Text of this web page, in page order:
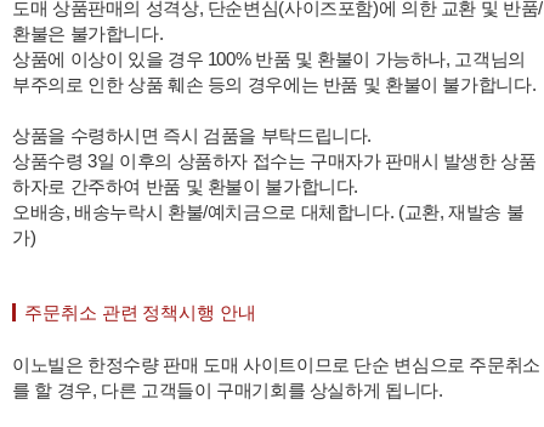
도매 상품판매의 성격상, 단순변심(사이즈포함)에 의한 교환 및 반품/
환불은 불가합니다.
상품에 이상이 있을 경우 100% 반품 및 환불이 가능하나, 고객님의
부주의로 인한 상품 훼손 등의 경우에는 반품 및 환불이 불가합니다.
상품을 수령하시면 즉시 검품을 부탁드립니다.
상품수령 3일 이후의 상품하자 접수는 구매자가 판매시 발생한 상품
하자로 간주하여 반품 및 환불이 불가합니다.
오배송, 배송누락시 환불/예치금으로 대체합니다. (교환, 재발송 불
가)
주문취소 관련 정책시행 안내
이노빌은 한정수량 판매 도매 사이트이므로 단순 변심으로 주문취소
를 할 경우, 다른 고객들이 구매기회를 상실하게 됩니다.